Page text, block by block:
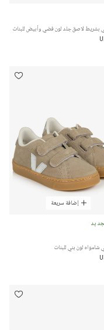
بشريط لاصق جلد لون فضي وأبيض للبنات
إضافة سريعة
لون بني للبنات